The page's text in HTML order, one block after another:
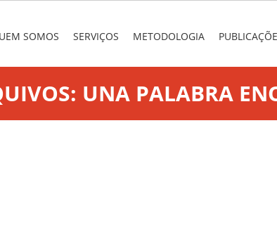
SOMOS SERVIÇOS METODOLOGIA
UNA PALABRA